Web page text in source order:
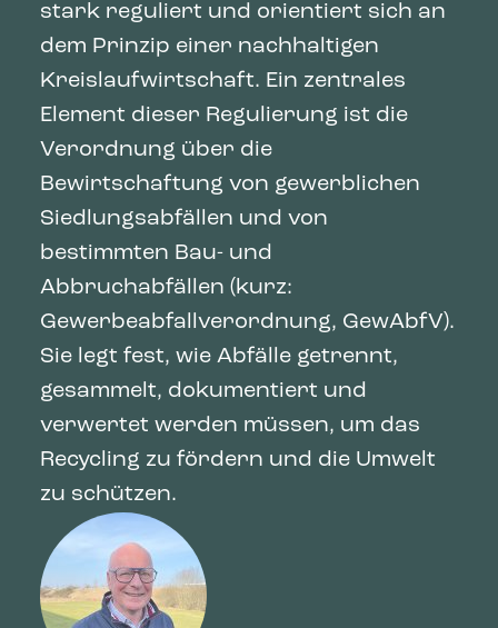
stark reguliert und orientiert sich an
dem Prinzip einer nachhaltigen
Kreislaufwirtschaft. Ein zentrales
Element dieser Regulierung ist die
Verordnung über die
Bewirtschaftung von gewerblichen
Siedlungsabfällen und von
bestimmten Bau- und
Abbruchabfällen (kurz:
Gewerbeabfallverordnung, GewAbfV).
Sie legt fest, wie Abfälle getrennt,
gesammelt, dokumentiert und
verwertet werden müssen, um das
Recycling zu fördern und die Umwelt
zu schützen.